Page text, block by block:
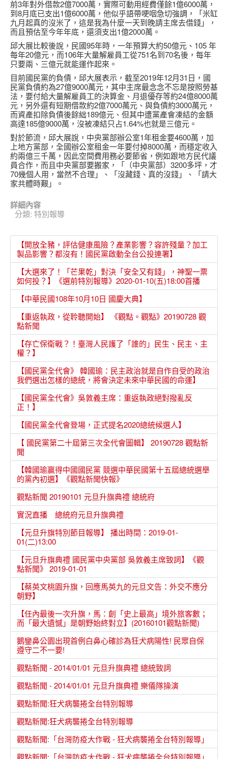
前3年對外借款2億7000萬，實際可動用經費僅餘1億6000萬，
到8月底已支出1億6000萬，他似乎語帶哽咽急切強調，「米缸
九月起真的沒米了，這是我為什麼一天到晚請主席去借錢」，
而且預估至今年年底，還須支出1億2000萬。
邱大展比較後說，民國95年時，一年預算大約50億元、105 年
每年20億元，而106年大量解雇員工從751名到70名後，每年
只要兩、三億元就能運作起來。
目前國民黨的負債，邱大展表示，截至2019年12月31日，國
民黨負債約為27億9000萬元，其中主席最念念不忘是按照勞基
法，要付給大量解雇員工的決算金、月退優存等約24億8000萬
元，另外還有短期借款約2億7000萬元、與負債約3000萬元，
而資產扣除負債後餘絀189億元、但其中遭黨產會凍結的金額
高達185億9000萬，沒被凍結只占1.64%也就是三億元。
對於節流，邱大展說，中央黨部辦公室1年租金要4600萬，加
上地方黨部，全國辦公室租金一年要付掉8000萬，而穩定收入
約兩億三千萬，因此空間費用務必要節省，例如跟地方民代議
員合作，而且中央黨部要搬家，「（中央黨部）3200多坪，才
70幾個人用，當然不合理」、「沒藏錢、真的沒錢」、「請大
家共體時艱」。
詳細內容
分類: 特別報導
【開放全豬，評估健康風險？產業影響？容許殘量？加工
製品影響？都沒有！國民黨啟動全台公投連署】
【大選來了！「芒果乾」對決「安全又有錢」，神聖一票
如何投？】《選前特別報導》2020-01-10(五)18:00首播
【中華民國108年10月10日 國慶大典】
【重返執政，從聆聽開始】 《觀點。觀點》20190728 觀
點新聞
【存亡保衛戰？！臺灣人民護了「誰的」民生、民主、主
權？】
【國民黨全代會》 韓國瑜：民主政治就是自作自受的政治
我們選出怎樣的總統，將會決定未來中華民國的命運】
【國民黨全代會》吳敦義主席：重返執政絕對撥亂反
正！】
【國民黨全代會登場，正式提名2020總統候選人】
【 國民黨第二十屆第三次全代會圖輯】 20190728 觀點新
聞
【韓國瑜贏得中國國民黨 競選中華民國第十五屆總統選舉
的黨內初選】《觀點新聞快報》
觀點新聞 20190101 元旦升旗典禮 總統府
實況直播 總統府元旦升旗典禮
【元旦升旗特別節目報導】 播出時間：2019-01-
01(二)13:00
【元旦升旗典禮 國民黨中央黨部 吳敦義主席致詞】《觀
點新聞》 2019-01-01
【蔡英文桃園升旗，回應馬英九的元旦文告：外交不應分
朝野】
【任內最後一次升旗，馬：創「史上最高」境外旅客數；
而「最大遺憾」是朝野始終對立】(20160101觀點新聞)
鵝鑾鼻公園出現首例白鼻心確診為狂犬病陽性! 民眾自保
遵守二不一要!
觀點新聞 - 2014/01/01 元旦升旗典禮 總統致詞
觀點新聞 - 2014/01/01 元旦升旗典禮 樂儀隊操演
觀點新聞:狂犬病襲捲全台特別報導
觀點新聞:狂犬病襲捲全台特別報導
觀點新聞:「台灣防疫大作戰 - 狂犬病襲捲全台特別報導」
觀點新聞:「台灣防疫大作戰 - 狂犬病襲捲全台特別報導」